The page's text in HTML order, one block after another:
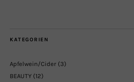
KATEGORIEN
Apfelwein/Cider (3)
BEAUTY (12)